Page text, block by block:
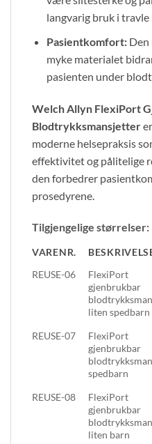
langvarig bruk i
Pasientkomfort:Den
myke materialet
pasienten under
Welch Allyn FlexiPort
Blodtrykksmansjetter
moderne helsepraksis
effektivitet og pålitelige
den forbedrer
prosedyrene.
Tilgjengelige størrelser:
VARENR.
REUSE-06
FlexiPort
gjenbrukbar
liten spedbarn
REUSE-07
FlexiPort
gjenbrukbar
spedbarn
REUSE-08
FlexiPort
gjenbrukbar
liten barn